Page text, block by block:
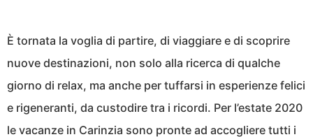
È tornata la voglia di partire, di viaggiare e di scoprire
nuove destinazioni, non solo alla ricerca di qualche
giorno di relax, ma anche per tuffarsi in esperienze felici
e rigeneranti, da custodire tra i ricordi. Per l’estate 2020
le vacanze in Carinzia sono pronte ad accogliere tutti i